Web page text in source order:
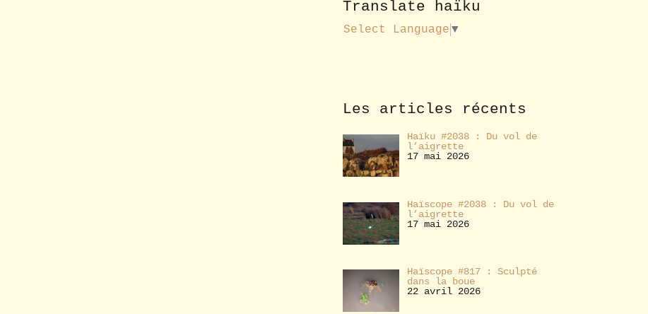
u
s
e
Translate haïku
Select Language ▼
Les articles récents
Haïku #2038 : Du vol de
l’aigrette
17 mai 2026
Haïscope #2038 : Du vol de
l’aigrette
17 mai 2026
Haïscope #817 : Sculpté
dans la boue
22 avril 2026